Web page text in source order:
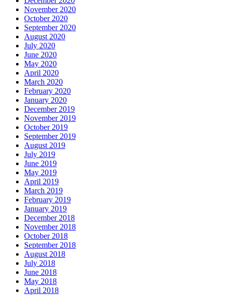
November 2020
October 2020
September 2020
August 2020
July 2020
June 2020
May 2020
April 2020
March 2020
February 2020
January 2020
December 2019
November 2019
October 2019
September 2019
August 2019
July 2019
June 2019
May 2019
April 2019
March 2019
February 2019
January 2019
December 2018
November 2018
October 2018
September 2018
August 2018
July 2018
June 2018
May 2018
April 2018